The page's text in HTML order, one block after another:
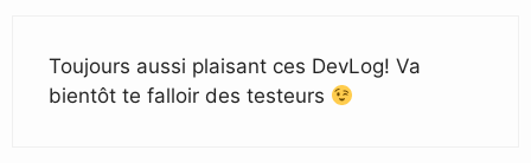
Toujours aussi plaisant ces DevLog! Va
bientôt te falloir des testeurs